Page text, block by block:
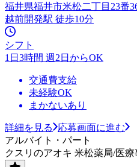
福井県福井市米松二丁目23番
越前開発駅 徒歩10分
シフト
1日3時間 週2日からOK
交通費支給
未経験OK
まかないあり
詳細を見る
応募画面に進む
アルバイト・パート
クスリのアオキ 米松薬局/医